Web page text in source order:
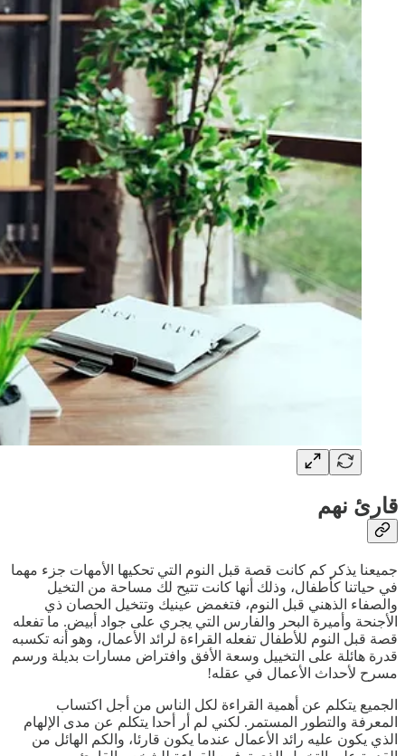
قارئ نهم
جميعنا يذكر كم كانت قصة قبل النوم التي تحكيها الأمهات جزء مهما
في حياتنا كأطفال، وذلك أنها كانت تتيح لك مساحة من التخيل
والصفاء الذهني قبل النوم، فتغمض عينيك وتتخيل الحصان ذي
الأجنحة وأميرة البحر والفارس التي يجري على جواد أبيض. ما تفعله
قصة قبل النوم للأطفال تفعله القراءة لرائد الأعمال، وهو أنه تكسبه
قدرة هائلة على التخييل وسعة الأفق وافتراض مسارات بديلة ورسم
مسرح لأحداث الأعمال في عقله!
الجميع يتكلم عن أهمية القراءة لكل الناس من أجل اكتساب
المعرفة والتطور المستمر. لكني لم أر أحدا يتكلم عن مدى الإلهام
الذي يكون عليه رائد الأعمال عندما يكون قارئا، والكم الهائل من